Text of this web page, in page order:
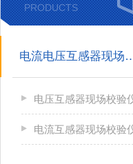
PRODUCTS
电流电压互感
电压互感器现场校验
电流互感器现场校验